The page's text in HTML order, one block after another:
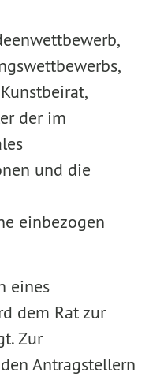
der im
und die
einbezogen
eines
dem Rat zur
Zur
Antragstellern